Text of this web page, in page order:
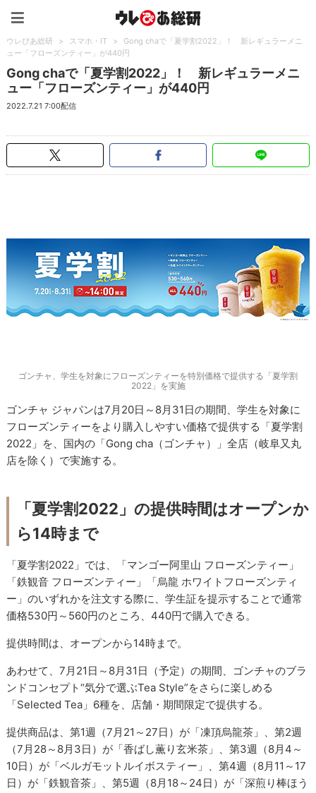
ウレぴあ総研 > スマホ・IT >
Gong chaで「夏学割2022」！ 新レギュラーメニ
ュー「フローズンティー」が440円
Gong chaで「夏学割2022」！ 新レギュラーメニ
ュー「フローズンティー」が440円
2022.7.21 7:00配信
ゴンチャ、学生を対象にフローズンティーを特別価格で提供する「夏学割
2022」を実施
ゴンチャ ジャパンは7月20日～8月31日の期間、学生を対象に
フローズンティーをより購入しやすい価格で提供する「夏学割
2022」を、国内の「Gong cha（ゴンチャ）」全店（岐阜又丸
店を除く）で実施する。
「夏学割2022」の提供時間はオープンか
ら14時まで
「夏学割2022」では、「マンゴー阿里山 フローズンティー」
「鉄観音 フローズンティー」「烏龍 ホワイトフローズンティ
ー」のいずれかを注文する際に、学生証を提示することで通常
価格530円～560円のところ、440円で購入できる。
提供時間は、オープンから14時まで。
あわせて、7月21日～8月31日（予定）の期間、ゴンチャのブラ
ンドコンセプト“気分で選ぶTea Style”をさらに楽しめる
「Selected Tea」6種を、店舗・期間限定で提供する。
提供商品は、第1週（7月21～27日）が「凍頂烏龍茶」、第2週
（7月28～8月3日）が「香ばし薫り玄米茶」、第3週（8月4～
10日）が「ベルガモットルイボスティー」、第4週（8月11～17
日）が「鉄観音茶」、第5週（8月18～24日）が「深煎り棒ほう